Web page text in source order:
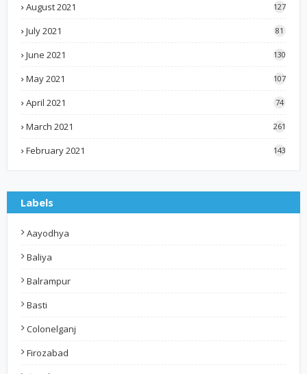
August 2021 127
July 2021 81
June 2021 130
May 2021 107
April 2021 74
March 2021 261
February 2021 143
Labels
Aayodhya
Baliya
Balrampur
Basti
Colonelganj
Firozabad